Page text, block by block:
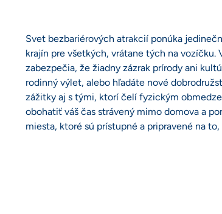
Svet bezbariérových atrakcií ponúka
krajín pre všetkých, vrátane tých na
zabezpečia, že žiadny zázrak prírody ani
rodinný výlet, alebo hľadáte nové
zážitky aj s tými, ktorí čelí fyzickým
obohatiť váš čas strávený mimo domova a
miesta, ktoré sú prístupné a pripravené na